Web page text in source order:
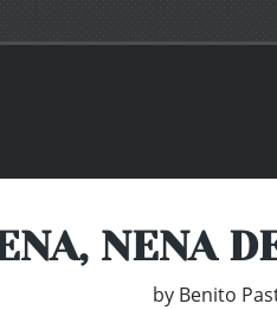
NENA
by Benito